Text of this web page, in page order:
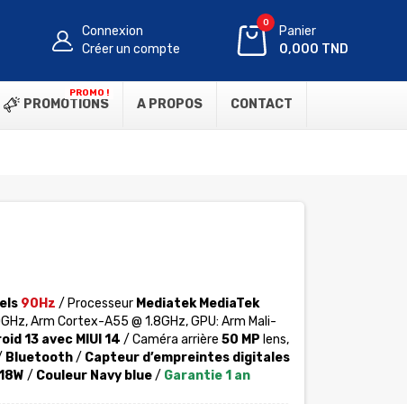
Connexion
Créer un compte
0
Panier
0,000 TND
PROMOTIONS
PROMO !
A PROPOS CONTACT
90Hz / Processeur Mediatek MediaTek
Arm Cortex-A55 @ 1.8GHz, GPU: Arm Mali-
13 avec MIUI 14 / Caméra arrière 50 MP lens,
Bluetooth/ Capteur d’empreintes digitales
/ Couleur Navy blue/ Garantie 1 an